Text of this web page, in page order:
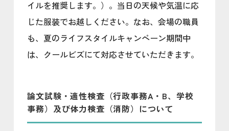
イルを推奨します。）。当日の天候や気温に応
じた服装でお越しください。なお、会場の職員
も、夏のライフスタイルキャンペーン期間中
は、クールビズにて対応させていただきます。
論文試験・適性検査（行政事務A・B、学校
事務）及び体力検査（消防）について